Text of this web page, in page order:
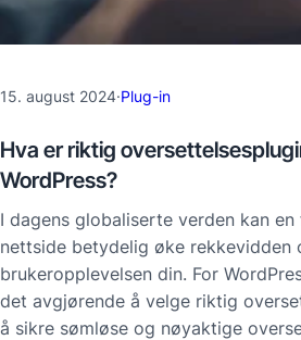
15. august 2024·Plug-in
Hva er riktig
WordPress?
I dagens globaliserte verden kan
nettside betydelig øke rekkevidden
brukeropplevelsen din. For
det avgjørende å velge riktig
å sikre sømløse og nøyaktige